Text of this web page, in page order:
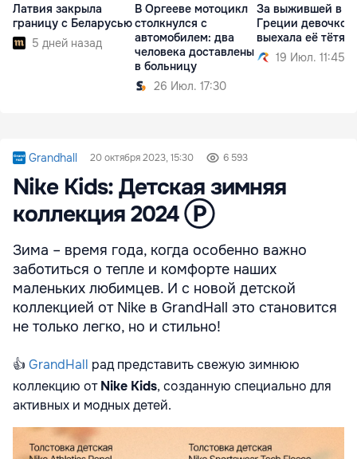
Латвия закрыла
границу с Беларусью
5 дней назад
В Оргееве мотоцикл
столкнулся с
автомобилем: два
человека доставлены
в больницу
26 Июл. 17:30
За выжившей в
Греции девочкой
выехала её тётя
19 Июл. 11:45
Grandhall 20 октября 2023, 15:30 6 593
Nike Kids: Детская зимняя
коллекция 2024 Ⓟ
Зима – время года, когда особенно важно
заботиться о тепле и комфорте наших
маленьких любимцев. И с новой детской
коллекцией от Nike в GrandHall это становится
не только легко, но и стильно!
👍 GrandHall рад представить свежую зимнюю
коллекцию отNike Kids, созданную специально для
активных и модных детей.